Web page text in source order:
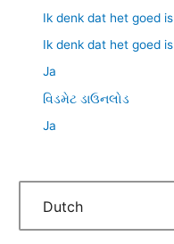
Ik denk dat het goed is
Ik denk dat het goed is
Ja
વિડમેટ ડાઉનલોડ
Ja
Dutch